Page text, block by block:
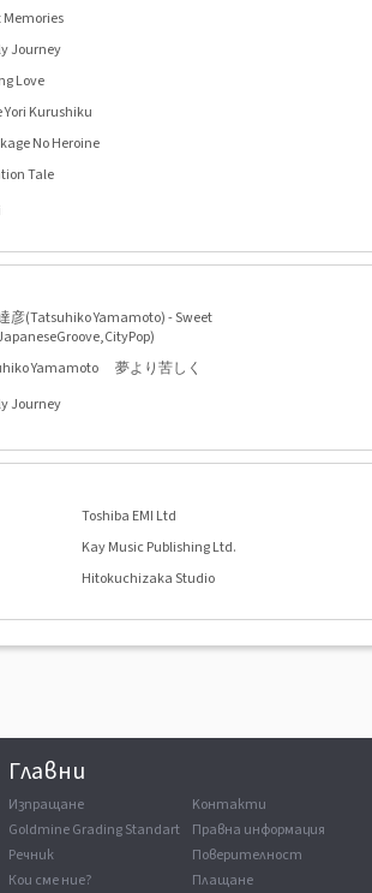
Memories
Journey
Love
Yori Kurushiku
No Heroine
Tale
彦(Tatsuhiko Yamamoto) - Sweet
Yamamoto 夢より苦しく
Journey
Toshiba EMI Ltd
Kay Music Publishing Ltd.
Hitokuchizaka Studio
Главни
Изпращане
Goldmine Grading Standart
Речник
Кои сме ние?
Kонтакти
Правна информация
Поверителност
Плащане